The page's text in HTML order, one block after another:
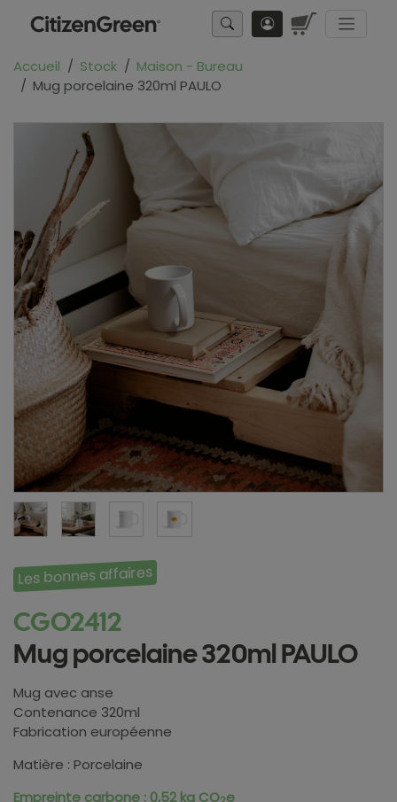
Accueil Stock
Maison - Bureau
Mug porcelaine 320ml PAULO
Les bonnes affaires
CGO2412
Mug porcelaine 320ml PAULO
Mug avec anse
Contenance 320ml
Fabrication européenne
Matière : Porcelaine
Empreinte carbone : 0,52 kg CO e